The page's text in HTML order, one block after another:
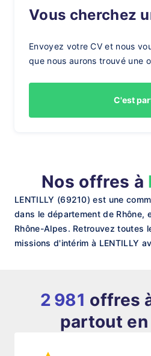
Vous cherchez
Envoyez votre CV et nous
que nous aurons trouvé une
C'est
Nos offres à
LENTILLY (69210) est une
dans le département de Rhône,
Rhône-Alpes. Retrouvez toutes
missions d'intérim à LENTILLY
2 981 offres
partout en